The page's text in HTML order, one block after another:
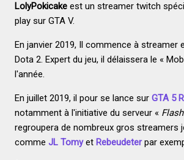
LolyPokicake est un streamer twitch
play sur GTA V.
En janvier 2019, Il commence à streamer
Dota 2. Expert du jeu, il délaissera le «
l'année.
En juillet 2019, il pour se lance sur GTA 5
notamment à l'initiative du serveur «
regroupera de nombreux gros streamers
comme JL Tomyet Rebeudeterpar